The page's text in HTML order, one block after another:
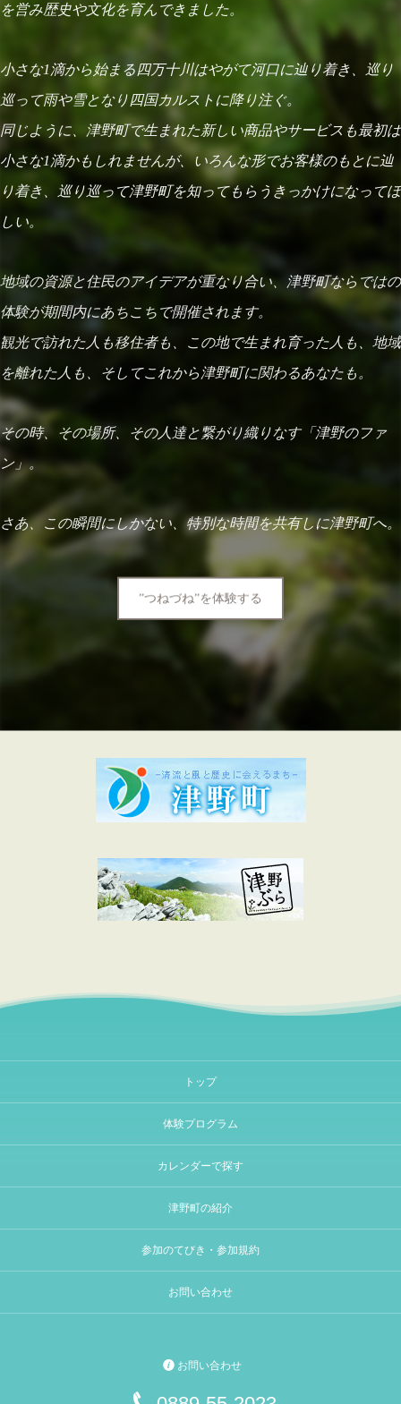
を営み歴史や文化を育んできました。
小さな1滴から始まる四万十川はやがて河口に辿り着き、巡り
巡って雨や雪となり四国カルストに降り注ぐ。
同じように、津野町で生まれた新しい商品やサービスも最初は
小さな1滴かもしれませんが、いろんな形でお客様のもとに辿
り着き、巡り巡って津野町を知ってもらうきっかけになってほ
しい。
地域の資源と住民のアイデアが重なり合い、津野町ならではの
体験が期間内にあちこちで開催されます。
観光で訪れた人も移住者も、この地で生まれ育った人も、地域
を離れた人も、そしてこれから津野町に関わるあなたも。
その時、その場所、その人達と繋がり織りなす「津野のファ
ン」。
さあ、この瞬間にしかない、特別な時間を共有しに津野町へ。
”つねづね”を体験する
トップ
体験プログラム
カレンダーで探す
津野町の紹介
参加のてびき・参加規約
お問い合わせ
お問い合わせ